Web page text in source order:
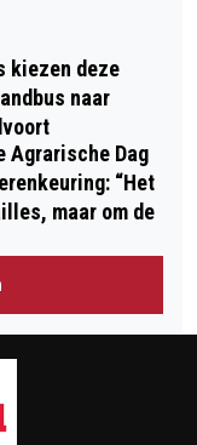
OP
HAAG:
&
kiezen deze
naar
Agrarische Dag
“Het
maar om de